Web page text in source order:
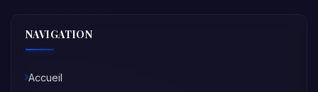
NAVIGATION
Accueil